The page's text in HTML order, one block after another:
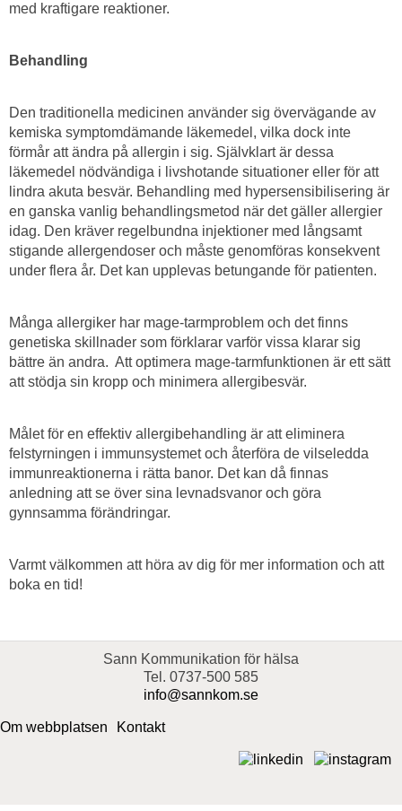
med kraftigare reaktioner.
Behandling
Den traditionella medicinen använder sig övervägande av
kemiska symptomdämande läkemedel, vilka dock inte
förmår att ändra på allergin i sig. Självklart är dessa
läkemedel nödvändiga i livshotande situationer eller för att
lindra akuta besvär. Behandling med hypersensibilisering är
en ganska vanlig behandlingsmetod när det gäller allergier
idag. Den kräver regelbundna injektioner med långsamt
stigande allergendoser och måste genomföras konsekvent
under flera år. Det kan upplevas betungande för patienten.
Många allergiker har mage-tarmproblem och det finns
genetiska skillnader som förklarar varför vissa klarar sig
bättre än andra. Att optimera mage-tarmfunktionen är ett sätt
att stödja sin kropp och minimera allergibesvär.
Målet för en effektiv allergibehandling är att eliminera
felstyrningen i immunsystemet och återföra de vilseledda
immunreaktionerna i rätta banor. Det kan då finnas
anledning att se över sina levnadsvanor och göra
gynnsamma förändringar.
Varmt välkommen att höra av dig för mer information och att
boka en tid!
Sann Kommunikation för hälsa
Tel. 0737-500 585
info@sannkom.se
Om webbplatsen Kontakt